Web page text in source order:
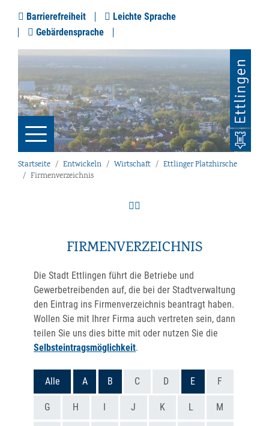
Barrierefreiheit
Leichte Sprache
Gebärdensprache
Startseite Entwickeln Wirtschaft
Ettlinger Platzhirsche
Firmenverzeichnis
FIRMENVERZEICHNIS
Die Stadt Ettlingen führt die Betriebe und
Gewerbetreibenden auf, die bei der Stadtverwaltung
den Eintrag ins Firmenverzeichnis beantragt haben.
Wollen Sie mit Ihrer Firma auch vertreten sein, dann
teilen Sie uns dies bitte mit oder nutzen Sie die
Selbsteintragsmöglichkeit.
Alle A B C D E F
G H J K L M